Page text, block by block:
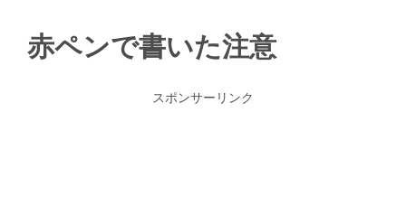
赤ペンで書いた注意
スポンサーリンク